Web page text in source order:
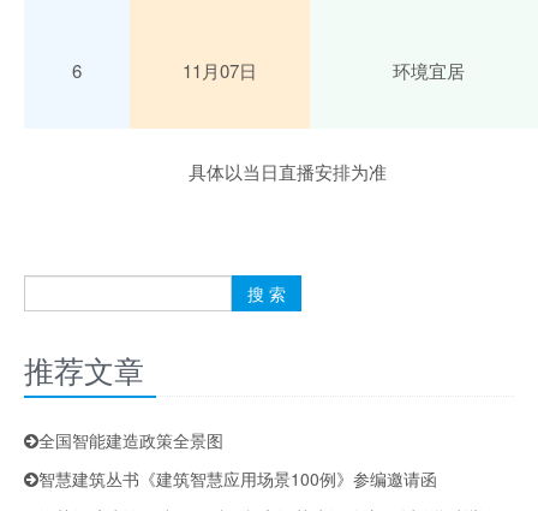
6 11月07日 环境宜居
具体以当日直播安排为准
推荐文章
全国智能建造政策全景图
智慧建筑丛书《建筑智慧应用场景100例》参编邀请函